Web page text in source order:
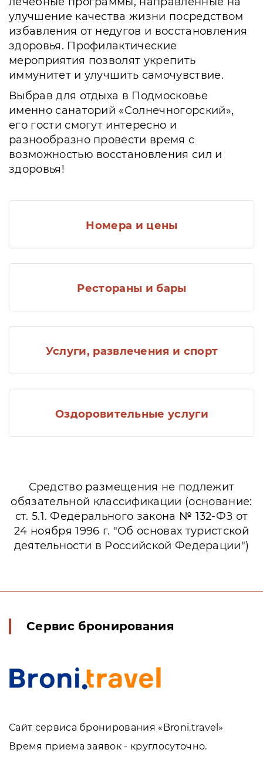
улучшение качества жизни посредством
избавления от недугов и восстановления
здоровья. Профилактические
мероприятия позволят укрепить
иммунитет и улучшить самочувствие.
Выбрав для отдыха в Подмосковье
именно санаторий «Солнечногорский»,
его гости смогут интересно и
разнообразно провести время с
возможностью восстановления сил и
здоровья!
Номера и цены
Рестораны и бары
Услуги, развлечения и спорт
Оздоровительные услуги
Средство размещения не подлежит
обязательной классификации (основание:
ст. 5.1. Федерального закона № 132-ФЗ от
24 ноября 1996 г. "Об основах туристской
деятельности в Российской Федерации")
Сервис бронирования
Сайт сервиса бронирования «Broni.travel»
Время приема заявок - круглосуточно.